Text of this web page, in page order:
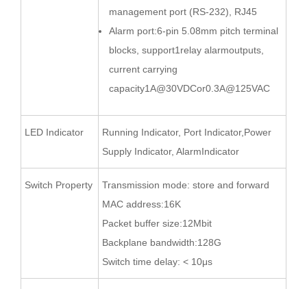
management port (RS-232), RJ45
Alarm port:6-pin 5.08mm pitch terminal
blocks, support1relay alarmoutputs,
current carrying
capacity1A@30VDCor0.3A@125VAC
LED Indicator
Running Indicator, Port Indicator,Power
Supply Indicator, AlarmIndicator
Switch Property
Transmission mode: store and forward
MAC address:16K
Packet buffer size:12Mbit
Backplane bandwidth:128G
Switch time delay: < 10μs